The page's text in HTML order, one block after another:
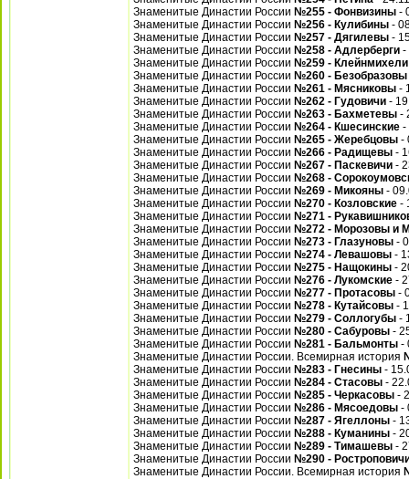
Знаменитые Династии России №255 - Фонвизины -
Знаменитые Династии России №256 - Кулибины -
Знаменитые Династии России №257 - Дягилевы -
Знаменитые Династии России №258 - Адлерберги -
Знаменитые Династии России №259 - Клейнмихели
Знаменитые Династии России №260 - Безобразовы
Знаменитые Династии России №261 - Мясниковы -
Знаменитые Династии России №262 - Гудовичи -
Знаменитые Династии России №263 - Бахметевы -
Знаменитые Династии России №264 - Кшесинские -
Знаменитые Династии России №265 - Жеребцовы -
Знаменитые Династии России №266 - Радищевы -
Знаменитые Династии России №267 - Паскевичи -
Знаменитые Династии России №268 -
Знаменитые Династии России №269 - Микояны -
Знаменитые Династии России №270 - Козловские -
Знаменитые Династии России №271 -
Знаменитые Династии России №272 - Морозовы и
Знаменитые Династии России №273 - Глазуновы -
Знаменитые Династии России №274 - Левашовы -
Знаменитые Династии России №275 - Нащокины -
Знаменитые Династии России №276 - Лукомские -
Знаменитые Династии России №277 - Протасовы -
Знаменитые Династии России №278 - Кутайсовы -
Знаменитые Династии России №279 - Соллогубы -
Знаменитые Династии России №280 - Сабуровы -
Знаменитые Династии России №281 - Бальмонты -
Знаменитые Династии России. Всемирная история
Знаменитые Династии России №283 - Гнесины -
Знаменитые Династии России №284 - Стасовы -
Знаменитые Династии России №285 - Черкасовы -
Знаменитые Династии России №286 - Мясоедовы -
Знаменитые Династии России №287 - Ягеллоны -
Знаменитые Династии России №288 - Куманины -
Знаменитые Династии России №289 - Тимашевы -
Знаменитые Династии России №290 -
Знаменитые Династии России. Всемирная история